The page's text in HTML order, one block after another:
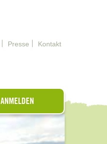
Presse Kontakt
ANMELDEN